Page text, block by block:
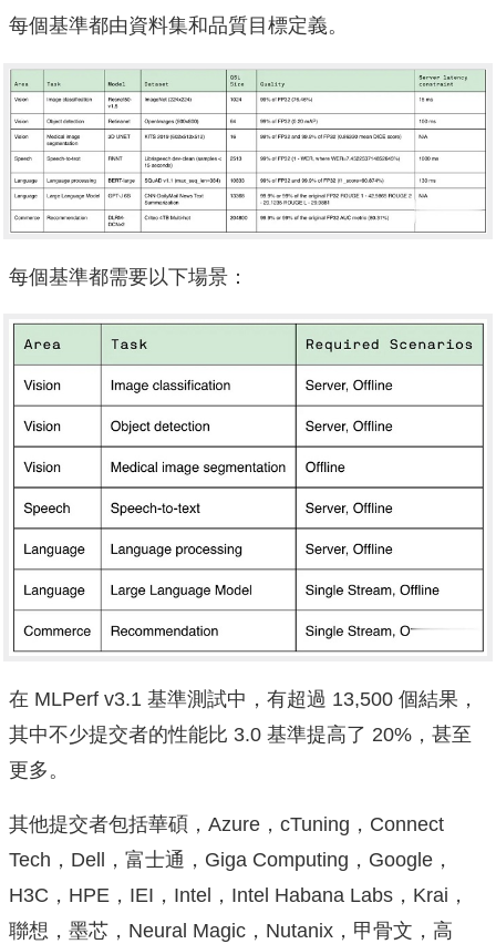
每個基準都由資料集和品質目標定義。
每個基準都需要以下場景：
在 MLPerf v3.1 基準測試中，有超過 13,500 個結果，
其中不少提交者的性能比 3.0 基準提高了 20%，甚至
更多。
其他提交者包括華碩，Azure，cTuning，Connect
Tech，Dell，富士通，Giga Computing，Google，
H3C，HPE，IEI，Intel，Intel Habana Labs，Krai，
聯想，墨芯，Neural Magic，Nutanix，甲骨文，高